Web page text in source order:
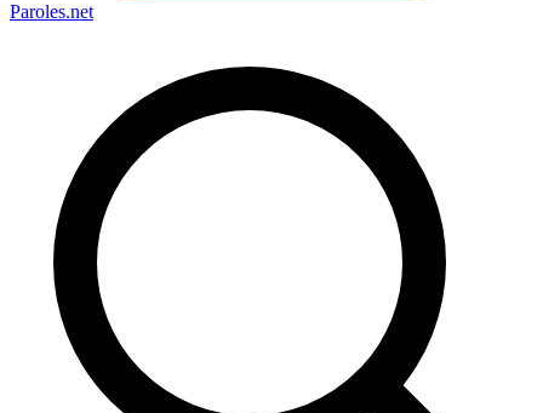
Paroles.net